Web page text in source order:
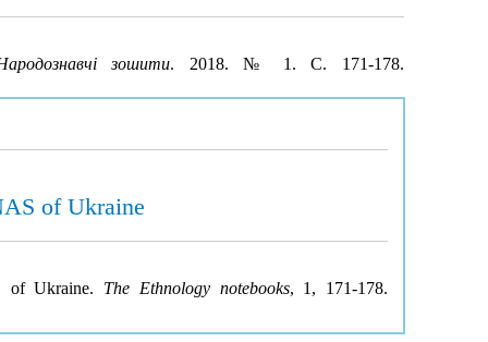
зошити. 2018. № 1. С. 171-178.
of Ukraine
of Ukraine. The Ethnology notebooks, 1, 171-178.